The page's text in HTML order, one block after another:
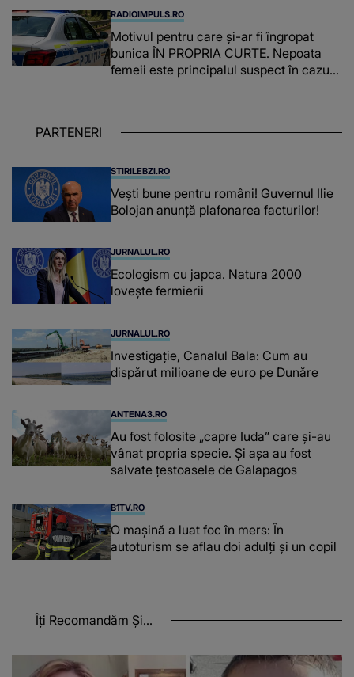
iar în relația cu colegii a fost un sprijin,
un sfătuitor și un..."
RADIOIMPULS.RO
Motivul pentru care și-ar fi îngropat
bunica ÎN PROPRIA CURTE. Nepoata
femeii este principalul suspect în cazul
PARTENERI
STIRILEBZI.RO
Vești bune pentru români! Guvernul Ilie
Bolojan anunță plafonarea facturilor!
JURNALUL.RO
Ecologism cu japca. Natura 2000
lovește fermierii
JURNALUL.RO
Investigație, Canalul Bala: Cum au
dispărut milioane de euro pe Dunăre
ANTENA3.RO
Au fost folosite „capre Iuda” care și-au
vânat propria specie. Și așa au fost
salvate țestoasele de Galapagos
B1TV.RO
O maşină a luat foc în mers: În
autoturism se aflau doi adulți și un copil
Îți Recomandăm Și...